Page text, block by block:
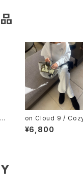
on Cloud 9 /
ig Silhouette
/ White
¥6,800